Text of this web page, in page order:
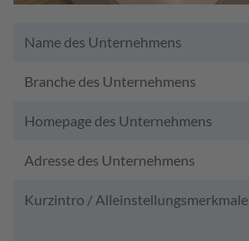
Name des Unternehmens
Branche des Unternehmens
Homepage des Unternehmens
Adresse des Unternehmens
Kurzintro / Alleinstellungsmerkmale